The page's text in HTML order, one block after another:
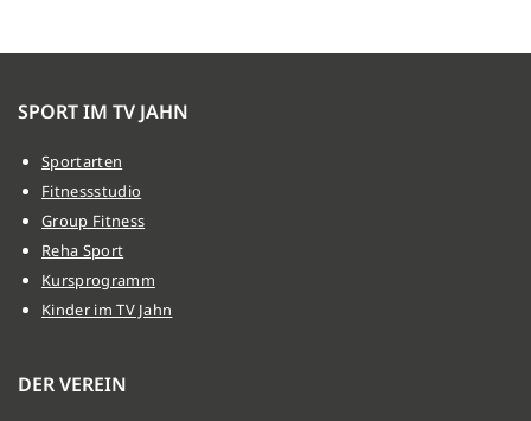
SPORT IM TV JAHN
Sportarten
Fitnessstudio
Group Fitness
Reha Sport
Kursprogramm
Kinder im TV Jahn
DER VEREIN